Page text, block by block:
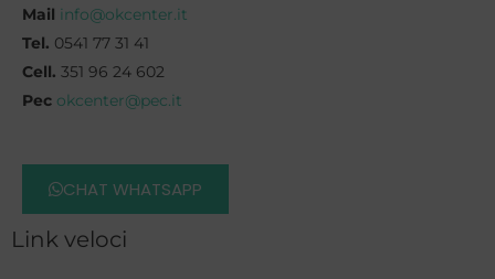
Mail info@okcenter.it
Tel. 0541 77 31 41
Cell. 351 96 24 602
Pec okcenter@pec.it
CHAT WHATSAPP
Link veloci